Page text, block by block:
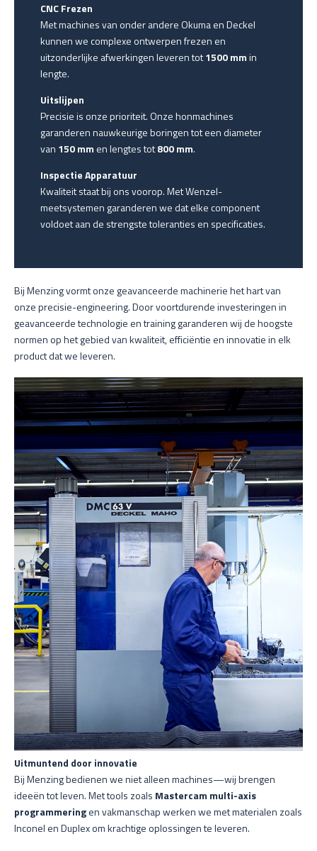
CNC Frezen
Met machines van onder andere Okuma en Deckel
kunnen we complexe ontwerpen frezen en
uitzonderlijke afwerkingen leveren tot1500 mmin
lengte.
Uitslijpen
Precisie is onze prioriteit. Onze honmachines
garanderen nauwkeurige boringen tot een diameter
van 150 mm en lengtes tot800 mm.
Inspectie Apparatuur
Kwaliteit staat bij ons voorop. Met Wenzel-
meetsystemen garanderen we dat elke component
voldoet aan de strengste toleranties en specificaties.
Bij Menzing vormt onze geavanceerde machinerie het hart van
onze precisie-engineering. Door voortdurende investeringen in
geavanceerde technologie en training garanderen wij de hoogste
normen op het gebied van kwaliteit, efficiëntie en innovatie in elk
product dat we leveren.
Uitmuntend door innovatie
Bij Menzing bedienen we niet alleen machines—wij brengen
ideeën tot leven. Met tools zoals Mastercam multi-axis
programmeringen vakmanschap werken we met materialen zoals
Inconel en Duplex om krachtige oplossingen te leveren.